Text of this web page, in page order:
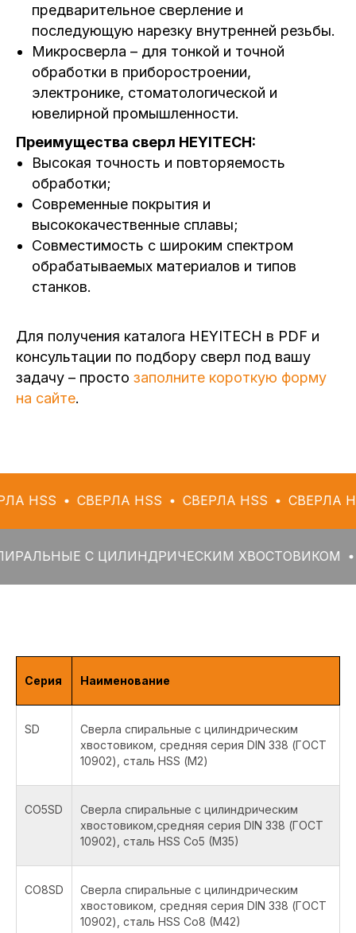
предварительное сверление и
последующую нарезку внутренней резьбы.
Микросверла – для тонкой и точной
обработки в приборостроении,
электронике, стоматологической и
ювелирной промышленности.
Преимущества сверл HEYITECH:
Высокая точность и повторяемость
обработки;
Современные покрытия и
высококачественные сплавы;
Совместимость с широким спектром
обрабатываемых материалов и типов
станков.
Для получения каталога HEYITECH в PDF и
консультации по подбору сверл под вашу
задачу – просто заполните короткую форму
на сайте.
СВЕРЛА HSS СВЕРЛА HSS СВЕРЛА HSS
С ЦИЛИНДРИЧЕСКИМ ХВОСТОВИКОМ
Серия Наименование
SD
Сверла спиральные с цилиндрическим
хвостовиком, средняя серия DIN 338 (ГОСТ
10902), сталь HSS (М2)
CO5SD
Сверла спиральные с цилиндрическим
хвостовиком,средняя серия DIN 338 (ГОСТ
10902), сталь HSS Co5 (M35)
CO8SD
Сверла спиральные с цилиндрическим
хвостовиком, средняя серия DIN 338 (ГОСТ
10902), сталь HSS Co8 (M42)